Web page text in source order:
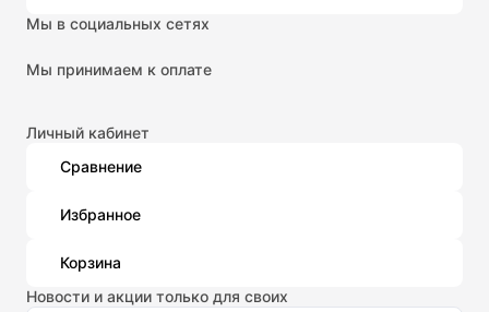
Мы в социальных сетях
Мы принимаем к оплате
Личный кабинет
Сравнение
Избранное
Корзина
Новости и акции только для своих